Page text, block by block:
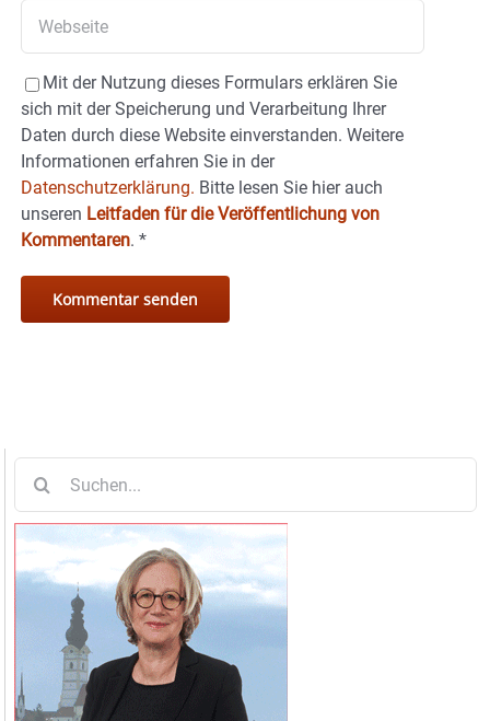
Mit der Nutzung dieses Formulars erklären Sie
sich mit der Speicherung und Verarbeitung Ihrer
Daten durch diese Website einverstanden. Weitere
Informationen erfahren Sie in der
Datenschutzerklärung. Bitte lesen Sie hier auch
unseren Leitfaden für die Veröffentlichung von
Kommentaren. *
nach: